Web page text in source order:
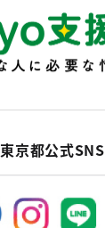
東京都公式SNS